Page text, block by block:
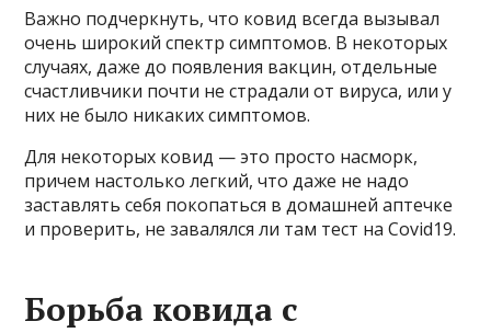
Важно подчеркнуть, что ковид всегда вызывал
очень широкий спектр симптомов. В некоторых
случаях, даже до появления вакцин, отдельные
счастливчики почти не страдали от вируса, или у
них не было никаких симптомов.
Для некоторых ковид — это просто насморк,
причем настолько легкий, что даже не надо
заставлять себя покопаться в домашней аптечке
и проверить, не завалялся ли там тест на Covid19.
Борьба ковида с